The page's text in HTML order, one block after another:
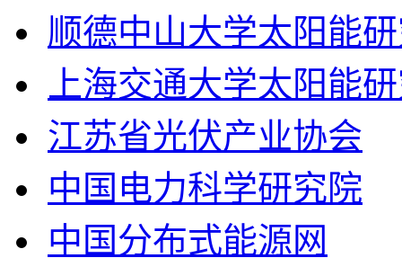
顺德中山大学太阳能
上海交通大学太阳能
江苏省光伏产业协会
中国电力科学研究院
中国分布式能源网